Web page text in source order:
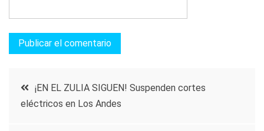
Navegación
¡EN EL ZULIA SIGUEN! Suspenden cortes
eléctricos en Los Andes